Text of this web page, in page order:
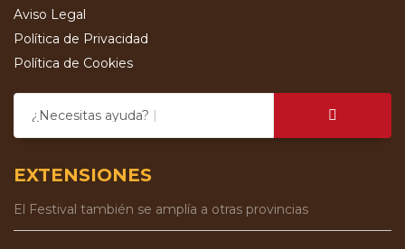
Aviso Legal
Política de Privacidad
Política de Cookies
¿Necesitas ayuda?
EXTENSIONES
El Festival también se amplía a otras provincias